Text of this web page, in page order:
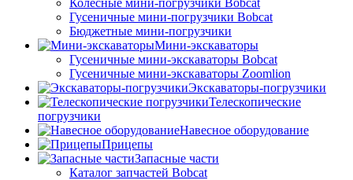
Колесные мини-погрузчики Bobcat
Гусеничные мини-погрузчики Bobcat
Бюджетные мини-погрузчики
Мини-экскаваторы
Гусеничные мини-экскаваторы Bobcat
Гусеничные мини-экскаваторы Zoomlion
Экскаваторы-погрузчики
Телескопические
погрузчики
Навесное оборудование
Прицепы
Запасные части
Каталог запчастей Bobcat